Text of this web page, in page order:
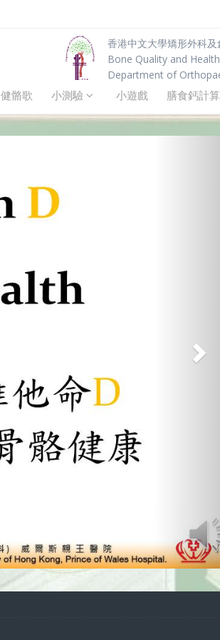
香港中文大學矯形外科
Bone Quality and
Department of
健骼歌 小測驗 小遊戲 膳食鈣計